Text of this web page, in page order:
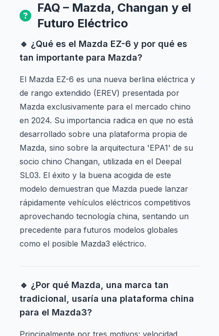
FAQ – Mazda, Changan y el
Futuro Eléctrico
🔹 ¿Qué es el Mazda EZ-6 y por qué es
tan importante para Mazda?
El Mazda EZ-6 es una nueva berlina eléctrica y
de rango extendido (EREV) presentada por
Mazda exclusivamente para el mercado chino
en 2024. Su importancia radica en que no está
desarrollado sobre una plataforma propia de
Mazda, sino sobre la arquitectura 'EPA1' de su
socio chino Changan, utilizada en el Deepal
SL03. El éxito y la buena acogida de este
modelo demuestran que Mazda puede lanzar
rápidamente vehículos eléctricos competitivos
aprovechando tecnología china, sentando un
precedente para futuros modelos globales
como el posible Mazda3 eléctrico.
🔹 ¿Por qué Mazda, una marca tan
tradicional, usaría una plataforma china
para el Mazda3?